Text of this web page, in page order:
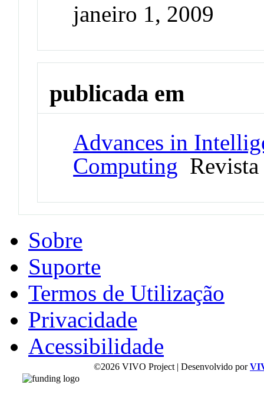
janeiro 1, 2009
publicada em
Advances in
Computing Revista
Sobre
Suporte
Termos de Utilização
Privacidade
Acessibilidade
©2026 VIVO Project | Desenvolvido por